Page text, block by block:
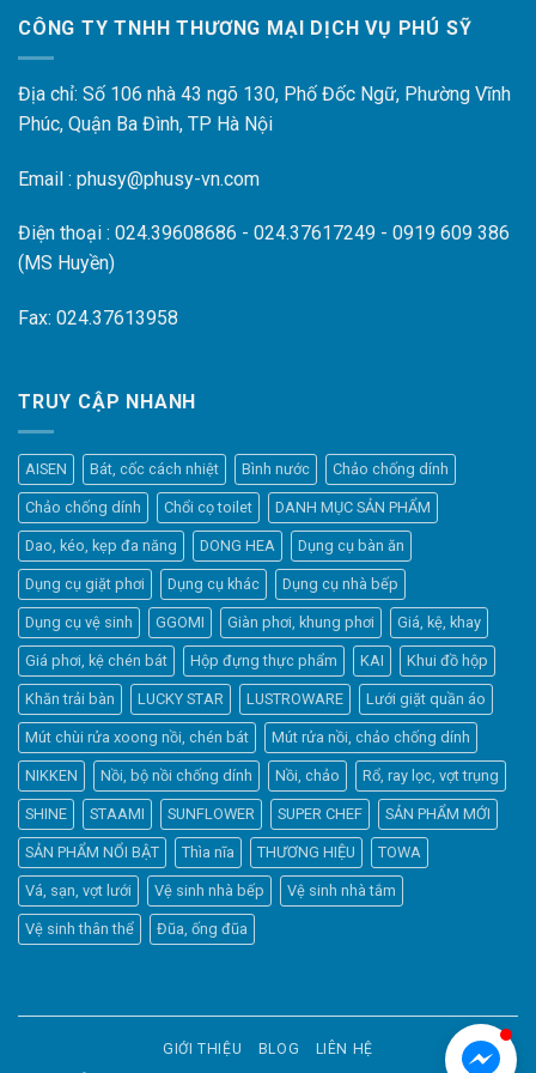
CÔNG TY TNHH THƯƠNG MẠI DỊCH VỤ PHÚ SỸ
Địa chỉ: Số 106 nhà 43 ngõ 130, Phố Đốc Ngữ, Phường Vĩnh
Phúc, Quận Ba Đình, TP Hà Nội
Email : phusy@phusy-vn.com
Điện thoại : 024.39608686 - 024.37617249 - 0919 609 386
(MS Huyền)
Fax: 024.37613958
TRUY CẬP NHANH
AISEN Bát, cốc cách nhiệt Bình nước Chảo chống dính
Chảo chống dính Chổi cọ toilet DANH MỤC SẢN PHẨM
Dao, kéo, kẹp đa năng DONG HEA Dụng cụ bàn ăn
Dụng cụ giặt phơi Dụng cụ khác Dụng cụ nhà bếp
Dụng cụ vệ sinh GGOMI Giàn phơi, khung phơi Giá, kệ, khay
Giá phơi, kệ chén bát Hộp đựng thực phẩm KAI Khui đồ hộp
Khăn trải bàn LUCKY STAR LUSTROWARE Lưới giặt quần áo
Mút chùi rửa xoong nồi, chén bát Mút rửa nồi, chảo chống dính
NIKKEN Nồi, bộ nồi chống dính Nồi, chảo Rổ, ray lọc, vợt trụng
SHINE STAAMI SUNFLOWER SUPER CHEF SẢN PHẨM MỚI
SẢN PHẨM NỔI BẬT Thìa nĩa THƯƠNG HIỆU TOWA
Vá, sạn, vợt lưới Vệ sinh nhà bếp Vệ sinh nhà tắm
Vệ sinh thân thể Đũa, ống đũa
Elfsight
Typically replies within a day
GIỚI THIỆU BLOG LIÊN HỆ